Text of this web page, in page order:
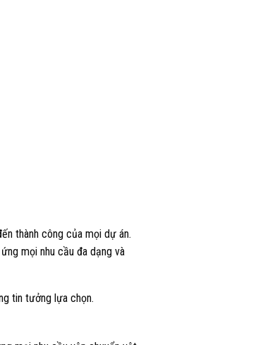
thành công của mọi dự án.
mọi nhu cầu đa dạng và
tin tưởng lựa chọn.